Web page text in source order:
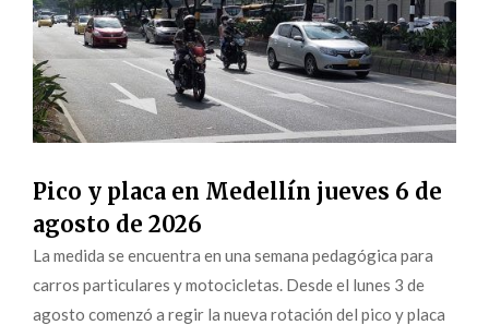
Pico y placa en Medellín jueves 6 de
agosto de 2026
La medida se encuentra en una semana pedagógica para
carros particulares y motocicletas. Desde el lunes 3 de
agosto comenzó a regir la nueva rotación del pico y placa